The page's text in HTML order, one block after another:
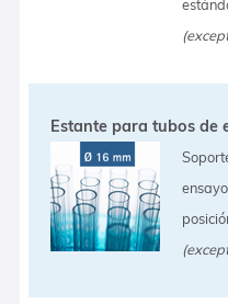
Estante para tubos de